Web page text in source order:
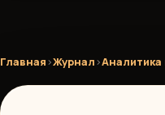
Главная›Журнал›Аналитика